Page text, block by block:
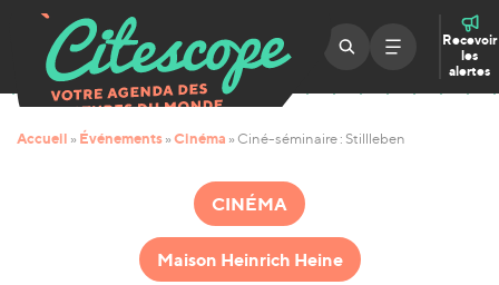
Recevoir
les
alertes
Accueil » Événements » Cinéma » Ciné-séminaire : Stillleben
CINÉMA
Maison Heinrich Heine